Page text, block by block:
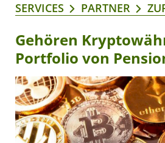
SERVICES PARTNER
Gehören
Portfolio von